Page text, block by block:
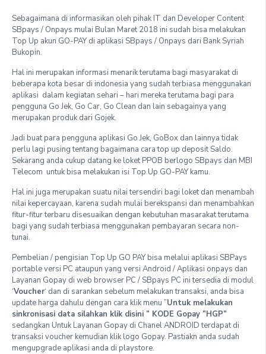
Sebagaimana di informasikan oleh pihak IT dan Developer Content
SBpays / Onpays mulai Bulan Maret 2018 ini sudah bisa melakukan
Top Up akun GO-PAY di aplikasi SBpays / Onpays dari Bank Syriah
Bukopin.
Hal ini merupakan informasi menarik terutama bagi masyarakat di
beberapa kota besar di indonesia yang sudah terbiasa menggunakan
aplikasi dalam kegiatan sehari – hari mereka terutama bagi para
pengguna Go Jek, Go Car, Go Clean dan lain sebagainya yang
merupakan produk dari Gojek.
Jadi buat para pengguna aplikasi Go Jek, GoBox dan lainnya tidak
perlu lagi pusing tentang bagaimana cara top up deposit Saldo.
Sekarang anda cukup datang ke loket PPOB berlogo SBpays dan MBI
Telecom untuk bisa melakukan isi Top Up GO-PAY kamu.
Hal ini juga merupakan suatu nilai tersendiri bagi loket dan menambah
nilai kepercayaan, karena sudah mulai berekspansi dan menambahkan
fitur-fitur terbaru disesuaikan dengan kebutuhan masarakat terutama
bagi yang sudah terbiasa menggunakan pembayaran secara non-
tunai.
Pembelian / pengisian Top Up GO PAY bisa melalui aplikasi SBPays
portable versi PC ataupun yang versi Android / Aplikasi onpays dan
Layanan Gopay di web browser PC / SBpays PC ini tersedia di modul
‘Voucher‘ dan di sarankan sebelum melakukan transaksi, anda bisa
update harga dahulu dengan cara klik menu ”Untuk melakukan
sinkronisasi data silahkan klik disini ” KODE Gopay ”HGP”
sedangkan Untuk Layanan Gopay di Chanel ANDROID terdapat di
transaksi voucher kemudian klik logo Gopay. Pastiakn anda sudah
mengupgrade aplikasi anda di playstore.